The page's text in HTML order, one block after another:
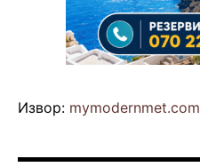
Извор: mymodernmet.com